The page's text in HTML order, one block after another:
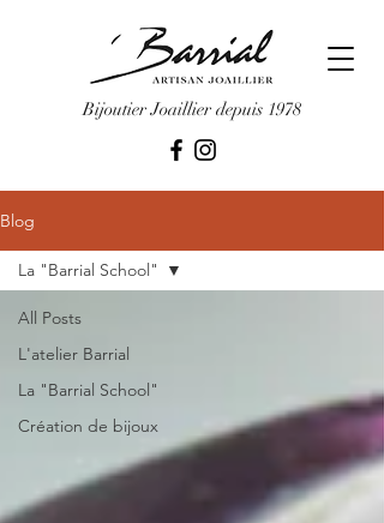
Bijoutier Joaillier depuis 1978
Blog
All Posts
L'atelier Barrial
La "Barrial School"
Création de bijoux
La "Barrial School"